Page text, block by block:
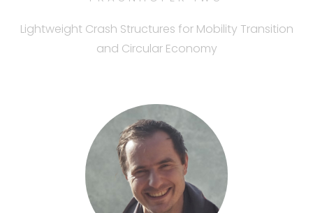
Lightweight Crash Structures for Mobility Transition
and Circular Economy